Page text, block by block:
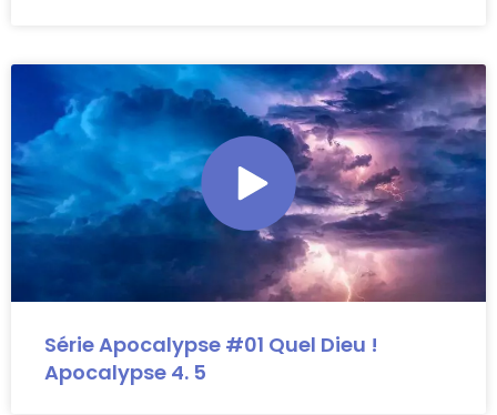
Série Apocalypse #01 Quel Dieu !
Apocalypse 4. 5